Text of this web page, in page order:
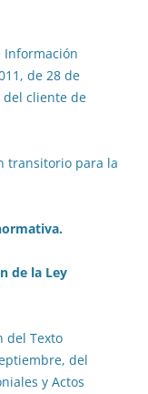
Información
de 28 de
cliente de
transitorio para la
de la Ley
del Texto
del
y Actos